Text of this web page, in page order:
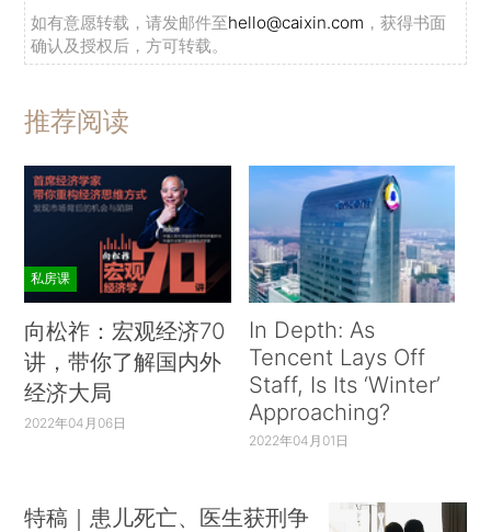
如有意愿转载，请发邮件至hello@caixin.com ，获得书面
确认及授权后，方可转载。
推荐阅读
私房课
向松祚：宏观经济70
讲，带你了解国内外
经济大局
2022年04月06日
In Depth: As
Tencent Lays Off
Staff, Is Its ‘Winter’
Approaching?
2022年04月01日
特稿｜患儿死亡、医生获刑争